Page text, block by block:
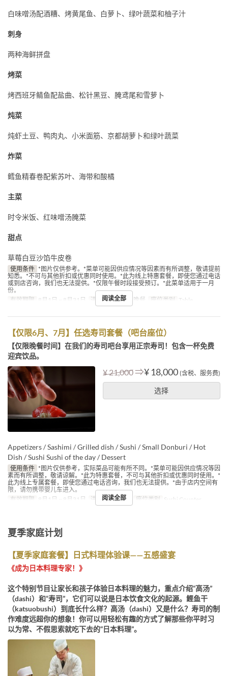
白味噌汤配酒糟、烤黄尾鱼、白萝卜、绿叶蔬菜和柚子汁
刺身
两种海鲜拼盘
烤菜
烤西班牙鲭鱼配盐曲、松针黑豆、腌鸢尾和雪萝卜
炖菜
炖虾土豆、鸭肉丸、小米面筋、京都胡萝卜和绿叶蔬菜
炸菜
鳕鱼精春卷配紫苏叶、海带和酸橘
主菜
时令米饭、红味噌汤腌菜
甜点
草莓白豆沙馅牛皮卷
使用条件 *图片仅供参考。*菜单可能因供应情况等因素而有所调整，敬请提前
知悉。*不可与其他折扣或优惠同时使用。*此为线上特惠套餐，即使您通过电话
或到店咨询，我们也无法提供。*仅限午餐时段接受预订。*此菜单适用于一月
份。
有效期限 8月1日 ~ 8月31日 进餐时间 午餐, 晚餐 座位类别 Table
阅读全部
【仅限6月、7月】任选寿司套餐（吧台座位）
【仅限晚餐时间】在我们的寿司吧台享用正宗寿司！包含一杯免费
迎宾饮品。
¥ 21,000⇒¥ 18,000 (含税、服务费)
选择
Appetizers / Sashimi / Grilled dish / Sushi / Small Donburi / Hot
Dish / Sushi Sushi of the day / Dessert
使用条件 *图片仅供参考，实际菜品可能有所不同。*菜单可能因供应情况等因
素而有所调整，敬请谅解。*此为特惠套餐，不可与其他折扣或优惠同时使用。*
此为线上专属套餐，即使您通过电话咨询，我们也无法提供。*由于店内空间有
限，请勿携带婴儿车进入。
有效期限 8月1日 ~ 8月31日 进餐时间 晚餐 座位类别 Sushi Counter
阅读全部
夏季家庭计划
【夏季家庭套餐】日式料理体验课——五感盛宴
《成为日本料理专家！》
这个特别节目让家长和孩子体验日本料理的魅力，重点介绍“高汤”
（dashi）和“寿司”，它们可以说是日本饮食文化的起源。鲣鱼干
（katsuobushi）到底长什么样？高汤（dashi）又是什么？寿司的制
作难度远超你的想象！你可以用轻松有趣的方式了解那些你平时习
以为常、不假思索就吃下去的“日本料理”。